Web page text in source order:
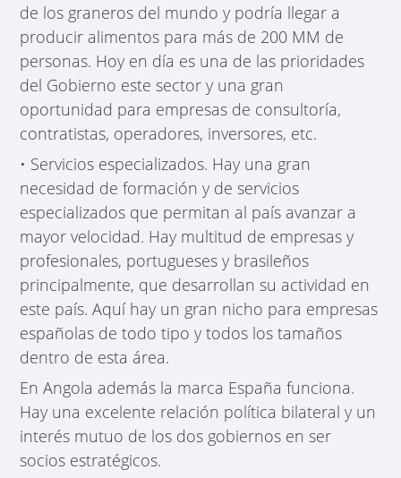
de los graneros del mundo y podría llegar a
producir alimentos para más de 200 MM de
personas. Hoy en día es una de las prioridades
del Gobierno este sector y una gran
oportunidad para empresas de consultoría,
contratistas, operadores, inversores, etc.
• Servicios especializados. Hay una gran
necesidad de formación y de servicios
especializados que permitan al país avanzar a
mayor velocidad. Hay multitud de empresas y
profesionales, portugueses y brasileños
principalmente, que desarrollan su actividad en
este país. Aquí hay un gran nicho para empresas
españolas de todo tipo y todos los tamaños
dentro de esta área.
En Angola además la marca España funciona.
Hay una excelente relación política bilateral y un
interés mutuo de los dos gobiernos en ser
socios estratégicos.